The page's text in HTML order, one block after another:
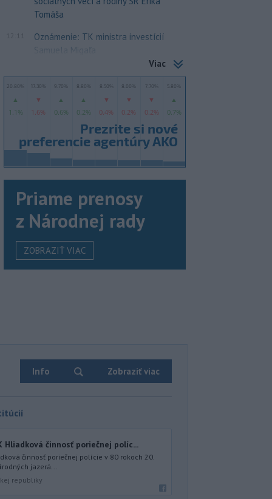
Tomáša
Oznámenie: TK ministra investícií
Samuela Migaľa
Viac
Priame prenosy
z Národnej rady
ZOBRAZIŤ VIAC
Info Zobraziť viac
Hliadková činnosť poriečnej políc...
činnosť poriečnej polície v 80 rokoch 20.
jazerá...
republiky